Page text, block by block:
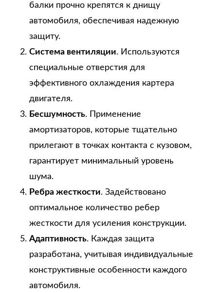
балки прочно крепятся к днищу
автомобиля, обеспечивая надежную
защиту.
Система вентиляции. Используются
специальные отверстия для
эффективного охлаждения картера
двигателя.
Бесшумность. Применение
амортизаторов, которые тщательно
прилегают в точках контакта с кузовом,
гарантирует минимальный уровень
шума.
Ребра жесткости. Задействовано
оптимальное количество ребер
жесткости для усиления конструкции.
Адаптивность. Каждая защита
разработана, учитывая индивидуальные
конструктивные особенности каждого
автомобиля.